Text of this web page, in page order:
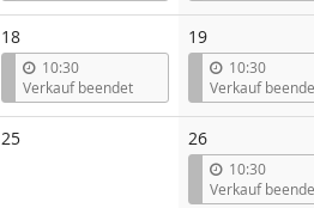
18
10:30
Verkauf beendet
19
10:30
Verkauf
25Keine
26
10:30
Verkauf